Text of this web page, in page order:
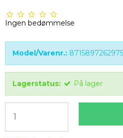
Ingen bedømmelse
Model/Varenr.: 8715897262975
Lagerstatus: På lager